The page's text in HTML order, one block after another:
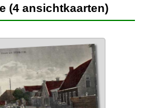
(4 ansichtkaarten)